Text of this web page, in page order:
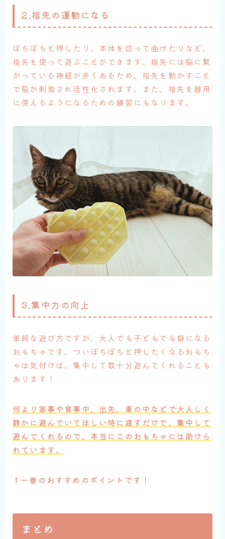
2.指先の運動になる
ぽちぽちと押したり、本体を捻って曲げたりなど、
指先を使って遊ぶことができます。指先には脳に繋
がっている神経が多くあるため、指先を動かすこと
で脳が刺激され活性化されます。また、指先を器用
に使えるようになるための練習にもなります。
3.集中力の向上
単純な遊び方ですが、大人でも子どもでも癖になる
おもちゃです、ついぽちぽちと押したくなるおもち
ゃは気付けば、集中して数十分遊んでくれることも
あります！
何より家事や食事中、出先、車の中などで大人しく
静かに遊んでいてほしい時に渡すだけで、集中して
遊んでくれるので、本当にこのおもちゃには助けら
れています。
↑一番のおすすめのポイントです！
まとめ